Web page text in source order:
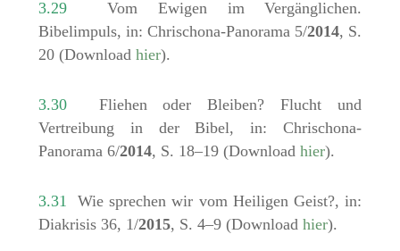
3.29Vom Ewigen im Vergänglichen.
Bibelimpuls, in: Chrischona-Panorama 5/2014, S.
20 (Download hier).
3.30Fliehen oder Bleiben? Flucht und
Vertreibung in der Bibel, in: Chrischona-
Panorama 6/2014, S. 18–19 (Download hier).
3.31 Wie sprechen wir vom Heiligen Geist?, in:
Diakrisis 36, 1/2015, S. 4–9 (Download hier).